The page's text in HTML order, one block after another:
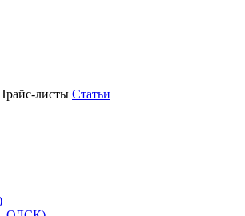
листы Статьи